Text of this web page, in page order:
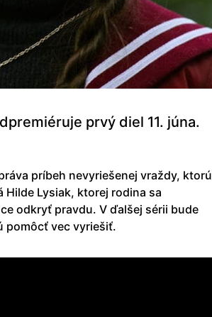
prvý diel 11. júna.
príbeh nevyriešenej vraždy, ktorú
Lysiak, ktorej rodina sa
odkryť pravdu. V ďalšej sérii bude
pomôcť vec vyriešiť.